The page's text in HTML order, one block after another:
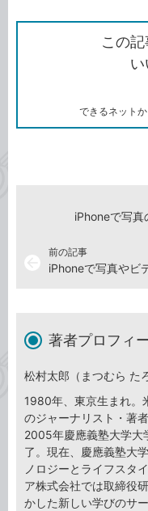
で
シ
ェ
ア
この
い
できるネット
前の記事
iPhoneで写真
著者プロフィ
松村太郎（まつむら た
1980年、東京生まれ。
のジャーナリスト・著
2005年慶應義塾大学大
了。現在、慶應義塾大
ノロジーとライフスタ
ア株式会社では取締役
かした新しい学びのサ